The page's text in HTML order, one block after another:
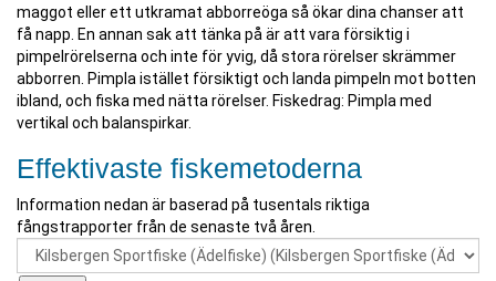
maggot eller ett utkramat abborreöga så ökar dina chanser att
få napp. En annan sak att tänka på är att vara försiktig i
pimpelrörelserna och inte för yvig, då stora rörelser skrämmer
abborren. Pimpla istället försiktigt och landa pimpeln mot botten
ibland, och fiska med nätta rörelser. Fiskedrag: Pimpla med
vertikal och balanspirkar.
Effektivaste fiskemetoderna
Information nedan är baserad på tusentals riktiga
fångstrapporter från de senaste två åren.